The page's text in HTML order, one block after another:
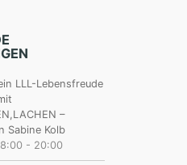
LLL-Lebensfreude
–
Sabine Kolb
- 20:00